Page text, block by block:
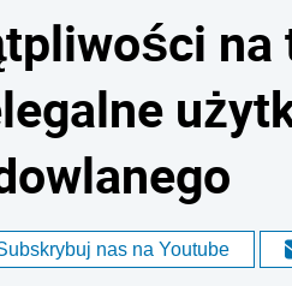
na
nas na Youtube